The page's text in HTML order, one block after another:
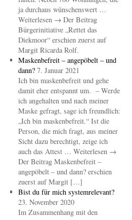
ja durchaus wünschenswert …
Weiterlesen → Der Beitrag
Bürgerinitiative „Rettet das
Diekmoor“ erschien zuerst auf
Margit Ricarda Rolf.
Maskenbefreit – angepöbelt – und
dann? 7. Januar 2021
Ich bin maskenbefreit und gehe
damit eher entspannt um. – Werde
ich angehalten und nach meiner
Maske gefragt, sage ich freundlich:
„Ich bin maskenbefreit.“ Ist die
Person, die mich fragt, aus meiner
Sicht dazu berechtigt, zeige ich
auch das Attest … Weiterlesen →
Der Beitrag Maskenbefreit –
angepöbelt – und dann? erschien
zuerst auf Margit […]
Bist du für mich systemrelevant?
23. November 2020
Im Zusammenhang mit den